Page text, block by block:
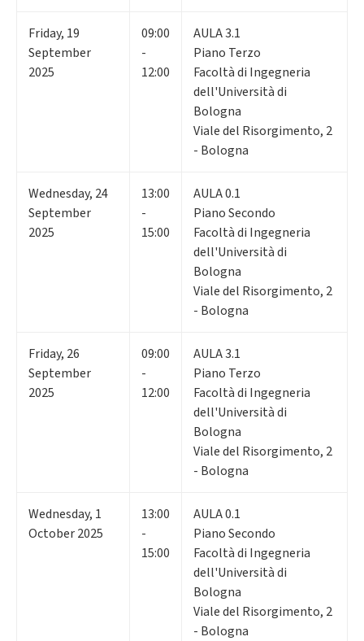
Friday, 19
September
2025
09:00
-
12:00
AULA 3.1
Piano Terzo
Facoltà di Ingegneria
dell'Università di
Bologna
Viale del Risorgimento, 2
- Bologna
Wednesday, 24
September
2025
13:00
-
15:00
AULA 0.1
Piano Secondo
Facoltà di Ingegneria
dell'Università di
Bologna
Viale del Risorgimento, 2
- Bologna
Friday, 26
September
2025
09:00
-
12:00
AULA 3.1
Piano Terzo
Facoltà di Ingegneria
dell'Università di
Bologna
Viale del Risorgimento, 2
- Bologna
Wednesday, 1
October 2025
13:00
-
15:00
AULA 0.1
Piano Secondo
Facoltà di Ingegneria
dell'Università di
Bologna
Viale del Risorgimento, 2
- Bologna